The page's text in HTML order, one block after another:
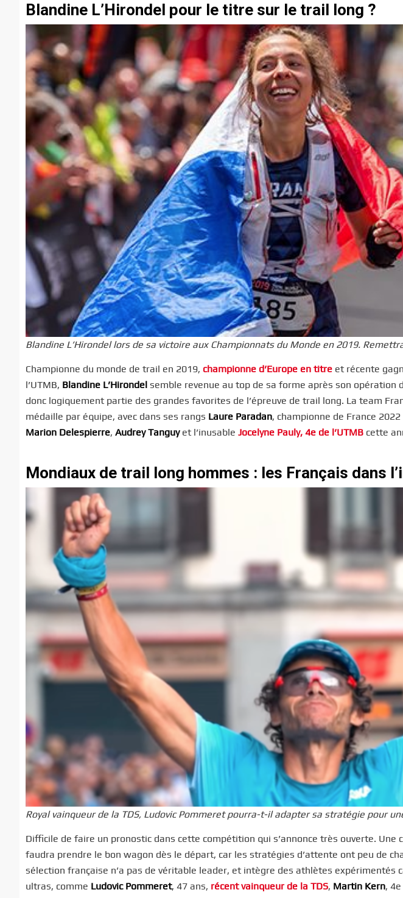
Blandine L’Hirondel pour le titre sur le trail long ?
Blandine L’Hirondel lors de sa victoire aux Championnats du Monde en 2019.
Championne du monde de trail en 2019, championne d’Europe en titre et récente
l’UTMB, Blandine L’Hirondel semble revenue au top de sa forme après son opération
donc logiquement partie des grandes favorites de l’épreuve de trail long. La team
médaille par équipe, avec dans ses rangs Laure Paradan, championne de France
Marion Delespierre, Audrey Tanguyet l’inusable Jocelyne Pauly, 4e de l’UTMB cette
Mondiaux de trail long hommes : les Français dans
Royal vainqueur de la TDS, Ludovic Pommeret pourra-t-il adapter sa stratégie pour
Difficile de faire un pronostic dans cette compétition qui s’annonce très ouverte. Une
faudra prendre le bon wagon dès le départ, car les stratégies d’attente ont peu de
sélection française n’a pas de véritable leader, et intègre des athlètes expérimentés
ultras, comme Ludovic Pommeret, 47 ans, récent vainqueur de la TDS, Martin Kern,